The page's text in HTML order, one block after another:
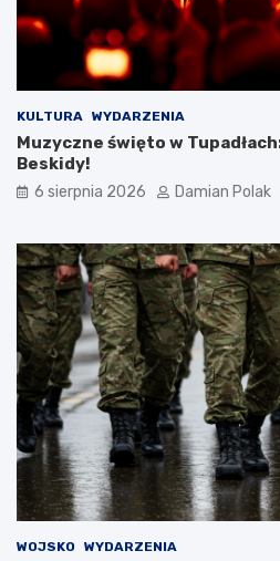
i
i
d
l
a
4
l
a
t
k
i
KULTURA WYDARZENIA
Muzyczne święto w
Beskidy!
6 sierpnia 2026 Damian Polak
WOJSKO WYDARZENIA